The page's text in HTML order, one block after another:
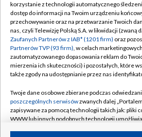
TVP
Abonament TVP
Emisja w TVP
Centrum informacji TVP
Naziemna Telewizja Cyfrowa
Rada Programowa
System NOS
Informacje o nadawcy
Regulamin TVP
Polityka
Moje zgody
Pomoc
Kontakt
Kanały
korzystanie z technologii automatycznego
dostęp do informacji na Twoim urządzeniu
przechowywanie oraz na przetwarzanie Twoich
nas, czyli Telewizję Polską S.A. w likwidacji (zwaną
Zaufanych Partnerów z IAB* (1201 firm) oraz
Partnerów TVP (93 firm), w celach
zautomatyzowanego dopasowania reklam do
mierzenia ich skuteczności) i pozostałych, które
także zgody na udostępnianie przez nas
Twoje dane osobowe zbierane podczas
poszczególnych serwisówzwanych dalej
zapisywane za pomocą technologii takich jak: pliki
WWW lub innych podobnych technologii